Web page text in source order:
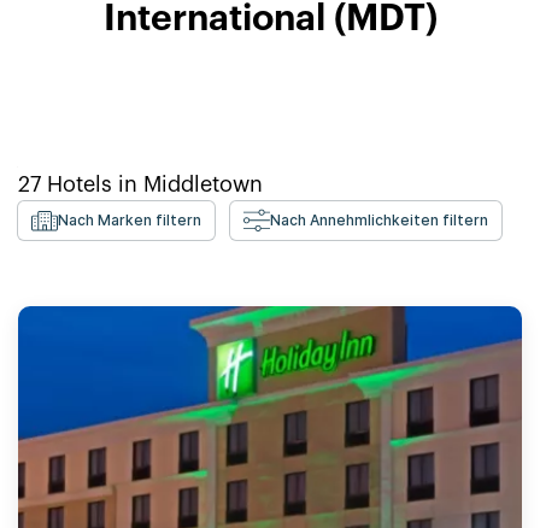
International (MDT)
27 Hotels in Middletown
Nach Marken filtern Nach Annehmlichkeiten filtern